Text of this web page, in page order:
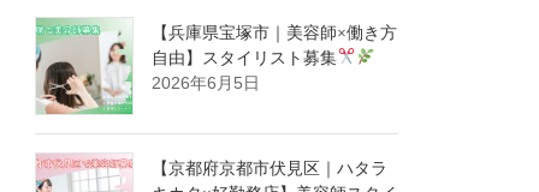
【兵庫県宝塚市｜美容師×働き方
自由】スタイリスト募集
2026年6月5日
【京都府京都市伏見区｜ハタラ